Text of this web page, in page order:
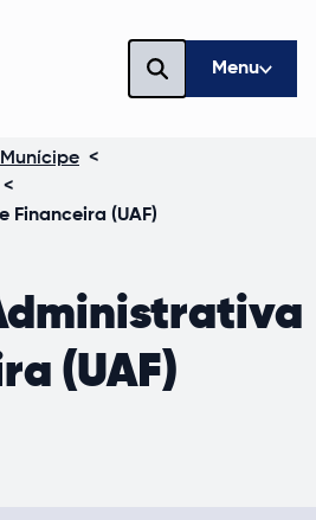
Menu
<
<
Financeira (UAF)
(UAF)